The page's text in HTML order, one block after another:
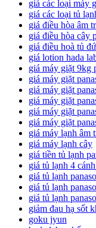
giá các loại máy
giá các loại tủ
giá điều hòa âm
giá điều hòa cây
giá điều hoà tủ
giá lotion hada
giá máy giặt 9kg
giá máy giặt
giá máy giặt
giá máy giặt
giá máy giặt
giá máy giặt
giá máy lạnh âm
giá máy lạnh cây
giá tiền tủ lạnh
giá tủ lạnh 4
giá tủ lạnh
giá tủ lạnh
giá tủ lạnh
giảm đau hạ sốt
goku jyun